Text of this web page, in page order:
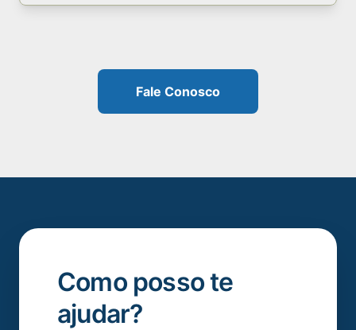
Fale Conosco
Como posso te
ajudar?